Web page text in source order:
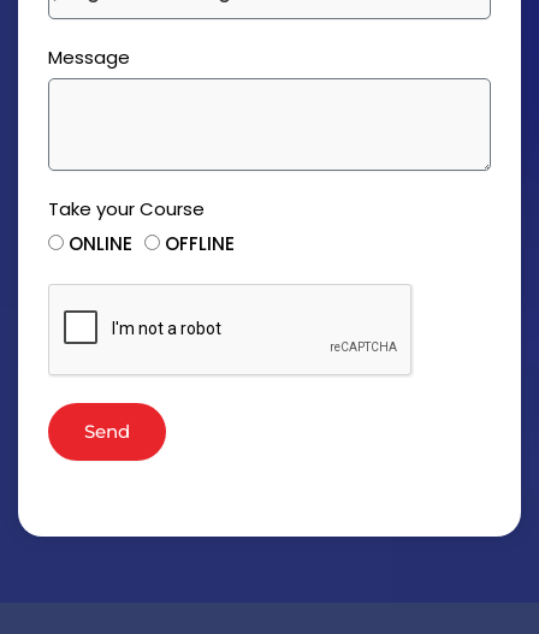
Message
Take your Course
ONLINE
OFFLINE
Send